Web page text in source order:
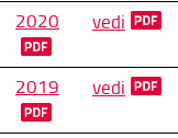
2020 vedi
2019 vedi